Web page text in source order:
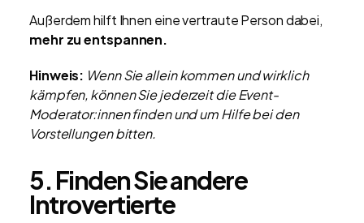
Außerdem hilft Ihnen eine vertraute Person dabei,
mehr zu entspannen.
Hinweis: Wenn Sie allein kommen und wirklich
kämpfen, können Sie jederzeit die Event-
Moderator:innen finden und um Hilfe bei den
Vorstellungen bitten.
5. Finden Sie andere
Introvertierte